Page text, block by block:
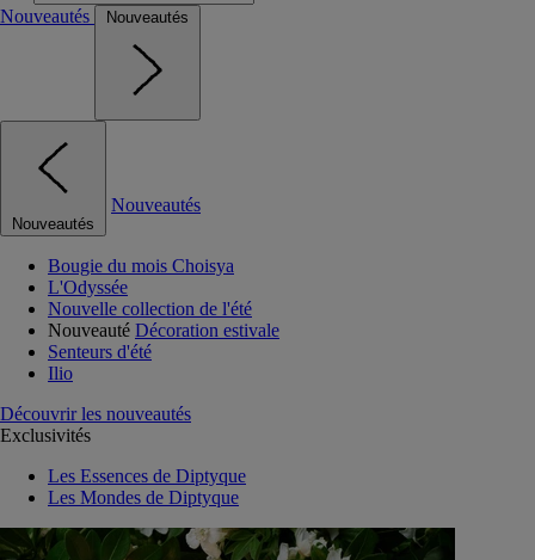
Nouveautés Nouveautés
Nouveautés
Nouveautés
Bougie du mois Choisya
L'Odyssée
Nouvelle collection de l'été
Nouveauté Décoration estivale
Senteurs d'été
Ilio
Découvrir les nouveautés
Exclusivités
Les Essences de Diptyque
Les Mondes de Diptyque